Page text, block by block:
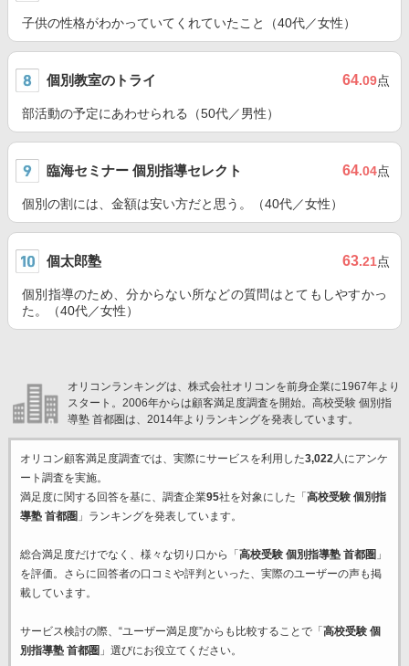
子供の性格がわかっていてくれていたこと（40代／女性）
個別教室のトライ 64.09点
部活動の予定にあわせられる（50代／男性）
臨海セミナー 個別指導セレクト 64.04点
個別の割には、金額は安い方だと思う。（40代／女性）
個太郎塾 63.21点
個別指導のため、分からない所などの質問はとてもしやすかっ
た。（40代／女性）
オリコンランキングは、株式会社オリコンを前身企業に1967年より
スタート。2006年からは顧客満足度調査を開始。高校受験 個別指
導塾 首都圏は、2014年よりランキングを発表しています。
オリコン顧客満足度調査では、実際にサービスを利用した3,022人にアンケ
ート調査を実施。
満足度に関する回答を基に、調査企業95社を対象にした「 高校受験 個別指
導塾 首都圏 」ランキングを発表しています。
総合満足度だけでなく、様々な切り口から「 高校受験 個別指導塾 首都圏 」
を評価。さらに回答者の口コミや評判といった、実際のユーザーの声も掲
載しています。
サービス検討の際、“ユーザー満足度”からも比較することで「 高校受験 個
別指導塾 首都圏 」選びにお役立てください。